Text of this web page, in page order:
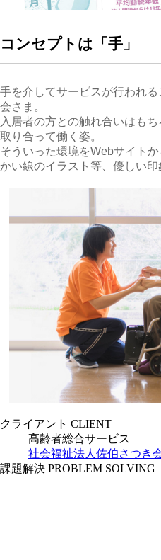
コンセプトは「手」
手を介してサービスが行われ
会さま。
入居者の方との触れ合いはも
取り合って働く姿。
そういった環境をWebサイト
かい線のイラスト等、優しい印
クライアント CLIENT
高齢者総合サービス
社会福祉法人佐伯さつき
課題解決 PROBLEM SOLVING